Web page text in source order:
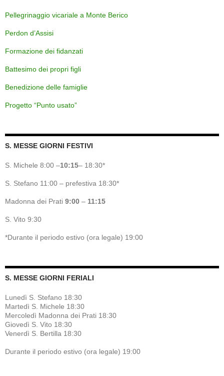
Pellegrinaggio vicariale a Monte Berico
Perdon d’Assisi
Formazione dei fidanzati
Battesimo dei propri figli
Benedizione delle famiglie
Progetto “Punto usato”
S. MESSE GIORNI FESTIVI
S. Michele 8:00 –10:15– 18:30*
S. Stefano 11:00 – prefestiva 18:30*
Madonna dei Prati 9:00 – 11:15
S. Vito 9:30
*Durante il periodo estivo (ora legale) 19:00
S. MESSE GIORNI FERIALI
Lunedì S. Stefano 18:30
Martedì S. Michele 18:30
Mercoledì Madonna dei Prati 18:30
Giovedì S. Vito 18:30
Venerdì S. Bertilla 18:30
Durante il periodo estivo (ora legale) 19:00